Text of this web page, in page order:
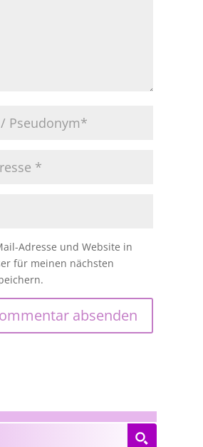
Adresse und Website in
für meinen nächsten